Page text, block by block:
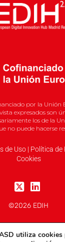
por la Unión
expresados son
los de la
no puede hacerse
de Uso| Política de
Cookies
©2026 EDIH
utiliza cookies